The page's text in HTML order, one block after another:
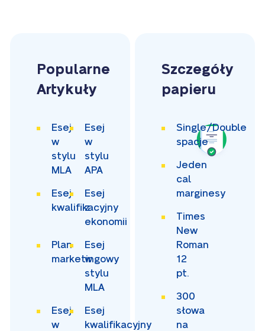
Popularne
Artykuły
Esej
w
stylu
MLA
Esej
w
stylu
APA
Esej
kwalifikacyjny
Esej
z
ekonomii
Plan
marketingowy
Esej
w
stylu
MLA
Esej
w
Esej
kwalifikacyjny
Szczegóły
papieru
Single/Double
spacje
Jeden
cal
marginesy
Times
New
Roman
12
pt.
300
słowa
na